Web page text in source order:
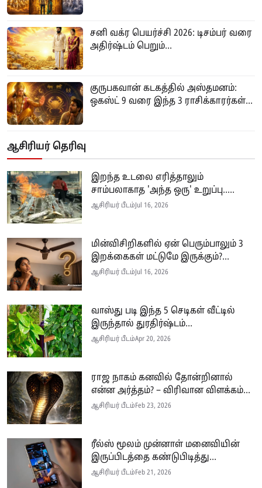
சனி வக்ர பெயர்ச்சி 2026: டிசம்பர் வரை
அதிர்ஷ்டம் பெறும்...
குருபகவான் கடகத்தில் அஸ்தமனம்:
ஒகஸ்ட் 9 வரை இந்த 3 ராசிக்காரர்கள்...
ஆசிரியர் தெரிவு
இறந்த உடலை எரித்தாலும்
சாம்பலாகாத 'அந்த ஒரு' உறுப்பு.....
ஆசிரியர் பீடம்Jul 16, 2026
மின்விசிறிகளில் ஏன் பெரும்பாலும் 3
இறக்கைகள் மட்டுமே இருக்கும்?...
ஆசிரியர் பீடம்Jul 16, 2026
வாஸ்து படி இந்த 5 செடிகள் வீட்டில்
இருந்தால் துரதிர்ஷ்டம்...
ஆசிரியர் பீடம்Apr 20, 2026
ராஜ நாகம் கனவில் தோன்றினால்
என்ன அர்த்தம்? – விரிவான விளக்கம்...
ஆசிரியர் பீடம்Feb 23, 2026
ரீல்ஸ் மூலம் முன்னாள் மனைவியின்
இருப்பிடத்தை கண்டுபிடித்து...
ஆசிரியர் பீடம்Feb 21, 2026